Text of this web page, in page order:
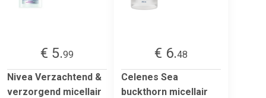
€ 5.99
Nivea Verzachtend &
verzorgend micellair
€ 6.48
Celenes Sea
buckthorn micellair